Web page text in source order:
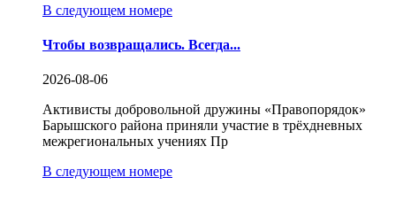
В следующем номере
Чтобы возвращались. Всегда...
2026-08-06
Активисты добровольной дружины «Правопорядок»
Барышского района приняли участие в трёхдневных
межрегиональных учениях Пр
В следующем номере